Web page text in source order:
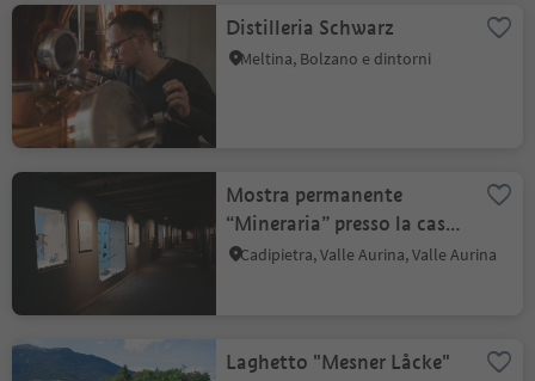
Distilleria Schwarz
Meltina, Bolzano e dintorni
Mostra permanente
“Mineraria” presso la casa
Pfisterhaus
Cadipietra, Valle Aurina, Valle Aurina
Laghetto "Mesner Låcke"